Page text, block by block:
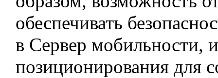
обеспечивать
в Сервер мобильности,
позиционирования для